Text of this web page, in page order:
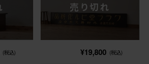
(税込)
売り切れ
¥19,800 (税込)